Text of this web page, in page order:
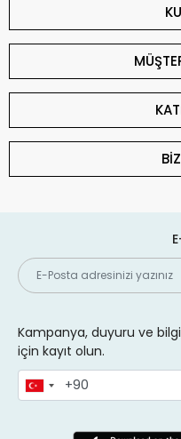
Kampanya, duyuru ve
için kayıt olun.